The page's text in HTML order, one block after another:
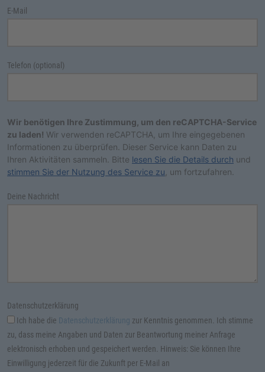
E-Mail
Telefon (optional)
Wir benötigen Ihre Zustimmung, um den reCAPTCHA-Service
zu laden! Wir verwenden reCAPTCHA, um Ihre eingegebenen
Informationen zu überprüfen. Dieser Service kann Daten zu
Ihren Aktivitäten sammeln. Bitte lesen Sie die Details durch und
stimmen Sie der Nutzung des Service zu , um fortzufahren.
Deine Nachricht
Datenschutzerklärung
Ich habe die Datenschutzerklärung zur Kenntnis genommen. Ich stimme
zu, dass meine Angaben und Daten zur Beantwortung meiner Anfrage
elektronisch erhoben und gespeichert werden. Hinweis: Sie können Ihre
Einwilligung jederzeit für die Zukunft per E-Mail an